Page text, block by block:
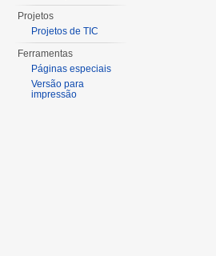
Projetos
Projetos de TIC
Ferramentas
Páginas especiais
Versão para
impressão